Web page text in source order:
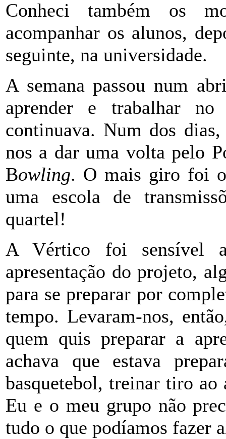
Conheci também os
acompanhar os alunos,
seguinte, na universidade.
A semana passou num
aprender e trabalhar
continuava. Num dos
nos a dar uma volta pelo
Bowling. O mais giro foi
uma escola de
quartel!
A Vértico foi sensível
apresentação do projeto,
para se preparar por
tempo. Levaram-nos,
quem quis preparar a
achava que estava
basquetebol, treinar tiro
Eu e o meu grupo não
tudo o que podíamos fazer